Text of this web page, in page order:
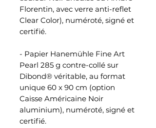
Florentin, avec verre anti-reflet
Clear Color), numéroté, signé et
certifié.
- Papier Hanemühle Fine Art
Pearl 285 g contre-collé sur
Dibond® véritable, au format
unique 60 x 90 cm (option
Caisse Américaine Noir
aluminium), numéroté, signé et
certifié.